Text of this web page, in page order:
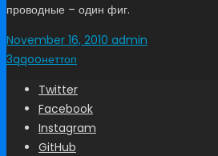
проводные – один фиг.
November 16, 2010 admin
3qqooнеттоп
Twitter
Facebook
Instagram
GitHub